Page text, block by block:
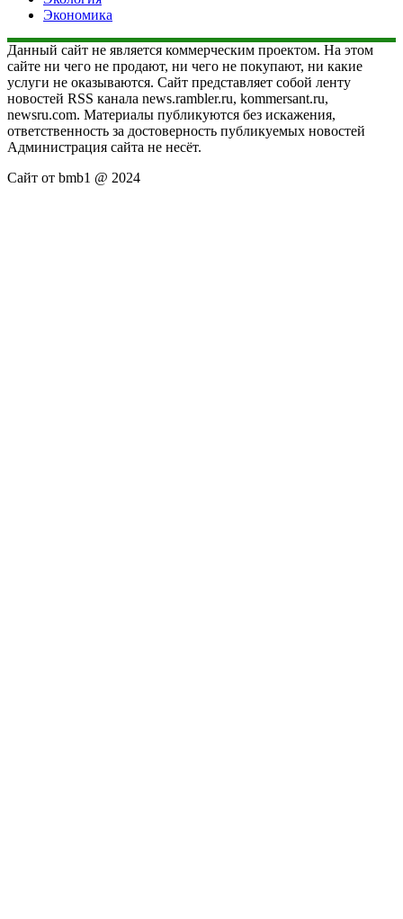
Экономика
Данный сайт не является коммерческим проектом. На этом
сайте ни чего не продают, ни чего не покупают, ни какие
услуги не оказываются. Сайт представляет собой ленту
новостей RSS канала news.rambler.ru, kommersant.ru,
newsru.com. Материалы публикуются без искажения,
ответственность за достоверность публикуемых новостей
Администрация сайта не несёт.
Сайт от bmb1 @ 2024